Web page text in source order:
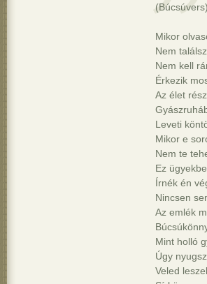
(Búcsúvers)
Mikor
Nem
Nem kell
Érkezik
Az élet
Leveti
Mikor e
Nem te
Ez
Írnék én
Nincsen
Az emlék
Mint holló
Úgy
Veled